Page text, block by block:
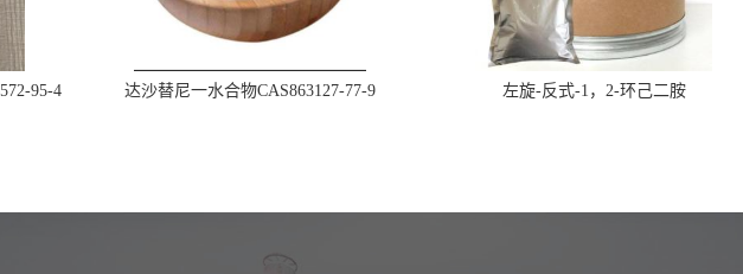
95-4 达沙替尼一水合物CAS863127-77-9 左旋-反式-1，2-环己二胺